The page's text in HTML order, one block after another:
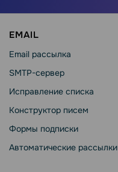
EMAIL
Email рассылка
SMTP-сервер
Исправление списка
Конструктор писем
Формы подписки
Автоматические рассылки